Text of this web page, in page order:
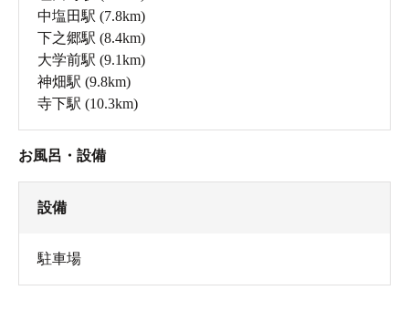
中塩田駅 (7.8km)
下之郷駅 (8.4km)
大学前駅 (9.1km)
神畑駅 (9.8km)
寺下駅 (10.3km)
お風呂・設備
設備
駐車場